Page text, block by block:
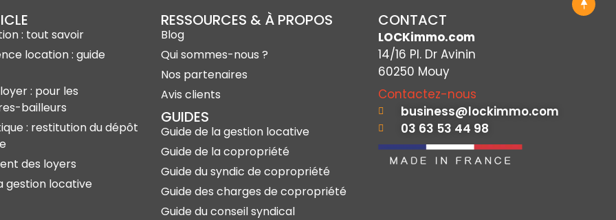
: tout savoir
location : guide
: pour les
bailleurs
: restitution du dépôt
des loyers
gestion locative
RESSOURCES & À PROPOS
Blog
Qui sommes-nous ?
Nos partenaires
Avis clients
GUIDES
Guide de la gestion locative
Guide de la copropriété
Guide du syndic de copropriété
Guide des charges de copropriété
Guide du conseil syndical
CONTACT
LOCKimmo.com
14/16 Pl. Dr Avinin
60250 Mouy
Contactez-nous
business@lockimmo.com
03 63 53 44 98